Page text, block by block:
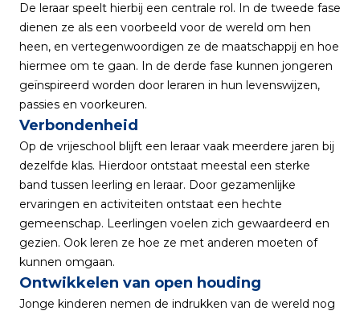
De leraar speelt hierbij een centrale rol. In de tweede fase
dienen ze als een voorbeeld voor de wereld om hen
heen, en vertegenwoordigen ze de maatschappij en hoe
hiermee om te gaan. In de derde fase kunnen jongeren
geïnspireerd worden door leraren in hun levenswijzen,
passies en voorkeuren.
Verbondenheid
Op de vrijeschool blijft een leraar vaak meerdere jaren bij
dezelfde klas. Hierdoor ontstaat meestal een sterke
band tussen leerling en leraar. Door gezamenlijke
ervaringen en activiteiten ontstaat een hechte
gemeenschap. Leerlingen voelen zich gewaardeerd en
gezien. Ook leren ze hoe ze met anderen moeten of
kunnen omgaan.
Ontwikkelen van open houding
Jonge kinderen nemen de indrukken van de wereld nog